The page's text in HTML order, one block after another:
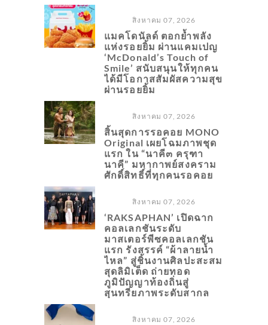
สิงหาคม 07, 2026
แมคโดนัลด์ ตอกย้ำพลัง
แห่งรอยยิ้ม ผ่านแคมเปญ
‘McDonald’s Touch of
Smile’ สนับสนุนให้ทุกคน
ได้มีโอกาสสัมผัสความสุข
ผ่านรอยยิ้ม
สิงหาคม 07, 2026
สิ้นสุดการรอคอย MONO
Original เผยโฉมภาพชุด
แรก ใน “นาคี๓ ครุฑา
นาคี” มหากาพย์สงคราม
ศักดิ์สิทธิ์ที่ทุกคนรอคอย
สิงหาคม 07, 2026
‘RAKSAPHAN’ เปิดฉาก
คอลเลกชันระดับ
มาสเตอร์พีซคอลเลกชัน
แรก รังสรรค์ “ผ้าลายน้ำ
ไหล” สู่ชิ้นงานศิลปะสะสม
สุดลิมิเต็ด ถ่ายทอด
ภูมิปัญญาท้องถิ่นสู่
สุนทรียภาพระดับสากล
สิงหาคม 07, 2026